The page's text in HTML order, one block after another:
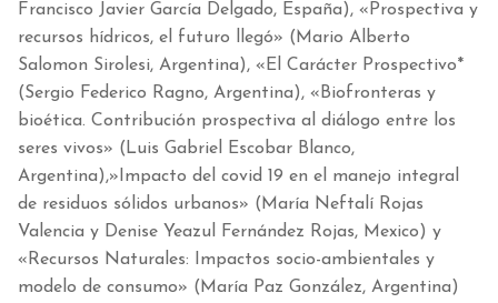
Francisco Javier García Delgado, España), «Prospectiva y
recursos hídricos, el futuro llegó» (Mario Alberto
Salomon Sirolesi, Argentina), «El Carácter Prospectivo*
(Sergio Federico Ragno, Argentina), «Biofronteras y
bioética. Contribución prospectiva al diálogo entre los
seres vivos» (Luis Gabriel Escobar Blanco,
Argentina),»Impacto del covid 19 en el manejo integral
de residuos sólidos urbanos» (María Neftalí Rojas
Valencia y Denise Yeazul Fernández Rojas, Mexico) y
«Recursos Naturales: Impactos socio-ambientales y
modelo de consumo» (María Paz González, Argentina)